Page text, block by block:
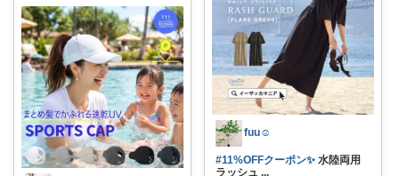
fuu☺︎
#11%OFFクーポン✨ 水陸両用
ラッシュ ...